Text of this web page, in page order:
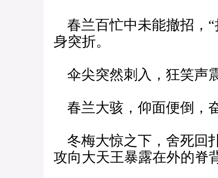
春兰百忙中未能撤招，“
身突折。
伞尖突然刺入，狂笑声
春兰大骇，仰面便倒，
冬梅大惊之下，舍死回
攻向大天王暴露在外的脊